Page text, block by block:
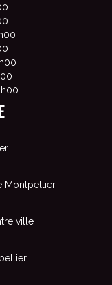
Montpellier
ville